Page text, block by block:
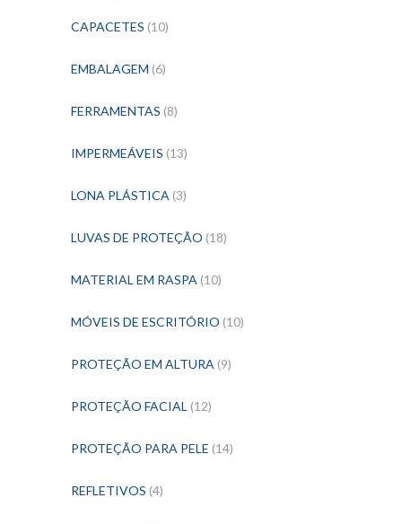
CAPACETES (10)
EMBALAGEM (6)
FERRAMENTAS (8)
IMPERMEÁVEIS (13)
LONA PLÁSTICA (3)
LUVAS DE PROTEÇÃO (18)
MATERIAL EM RASPA (10)
MÓVEIS DE ESCRITÓRIO (10)
PROTEÇÃO EM ALTURA (9)
PROTEÇÃO FACIAL (12)
PROTEÇÃO PARA PELE (14)
REFLETIVOS (4)